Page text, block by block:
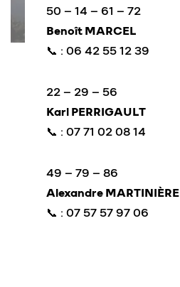
50 – 14 – 61 – 72
Benoît MARCEL
📞 : 06 42 55 12 39
22 – 29 – 56
Karl PERRIGAULT
📞 : 07 71 02 08 14
49 – 79 – 86
Alexandre MARTINIÈRE
📞 : 07 57 57 97 06